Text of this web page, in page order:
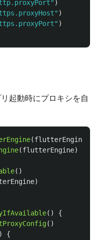
)
)
)
起動時にプロキシを自
(flutterEngine
(flutterEngine)
()
)
()
{
()
)
{